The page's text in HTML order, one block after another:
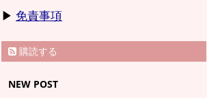
▶ 免責事項
購読する
NEW POST